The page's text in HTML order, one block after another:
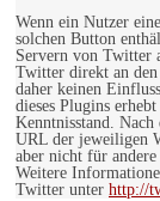
Wenn ein Nutzer
solchen Button
Servern von Twitter
Twitter direkt an
daher keinen
dieses Plugins
Kenntnisstand.
URL der jeweiligen
aber nicht für
Weitere
Twitter unter http://